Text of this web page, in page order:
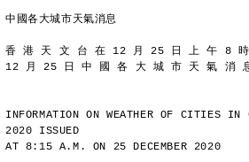
中國各大城市天氣消息
香 港 天 文 台 在 12 月 25 日 上 午 8
12 月 25 日 中 國 各 大 城 市 天 氣 消
INFORMATION ON WEATHER OF CITIES IN
2020 ISSUED
AT 8:15 A.M. ON 25 DECEMBER 2020